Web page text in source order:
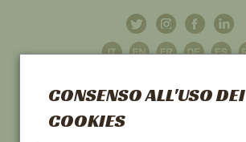
CONSENSO ALL'USO DEI
COOKIES